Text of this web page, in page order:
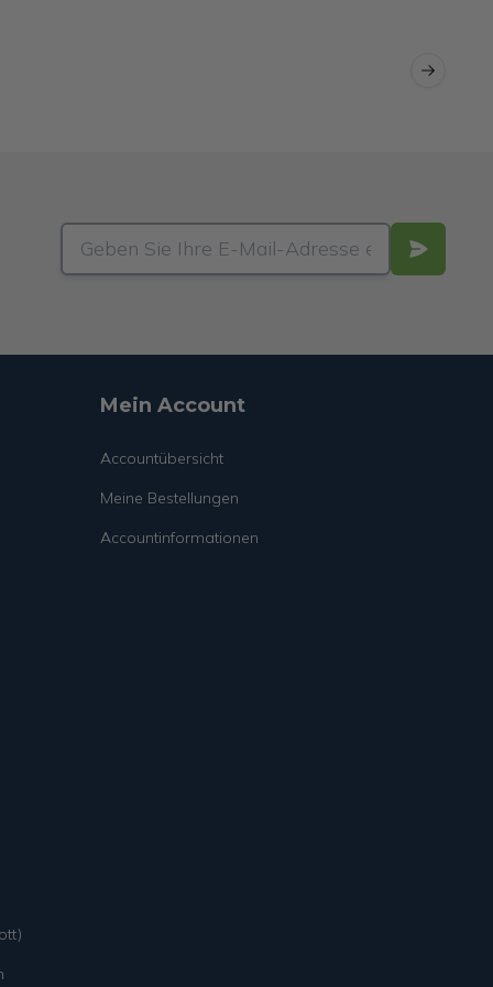
Next
Mein Account
Accountübersicht
Meine Bestellungen
Accountinformationen